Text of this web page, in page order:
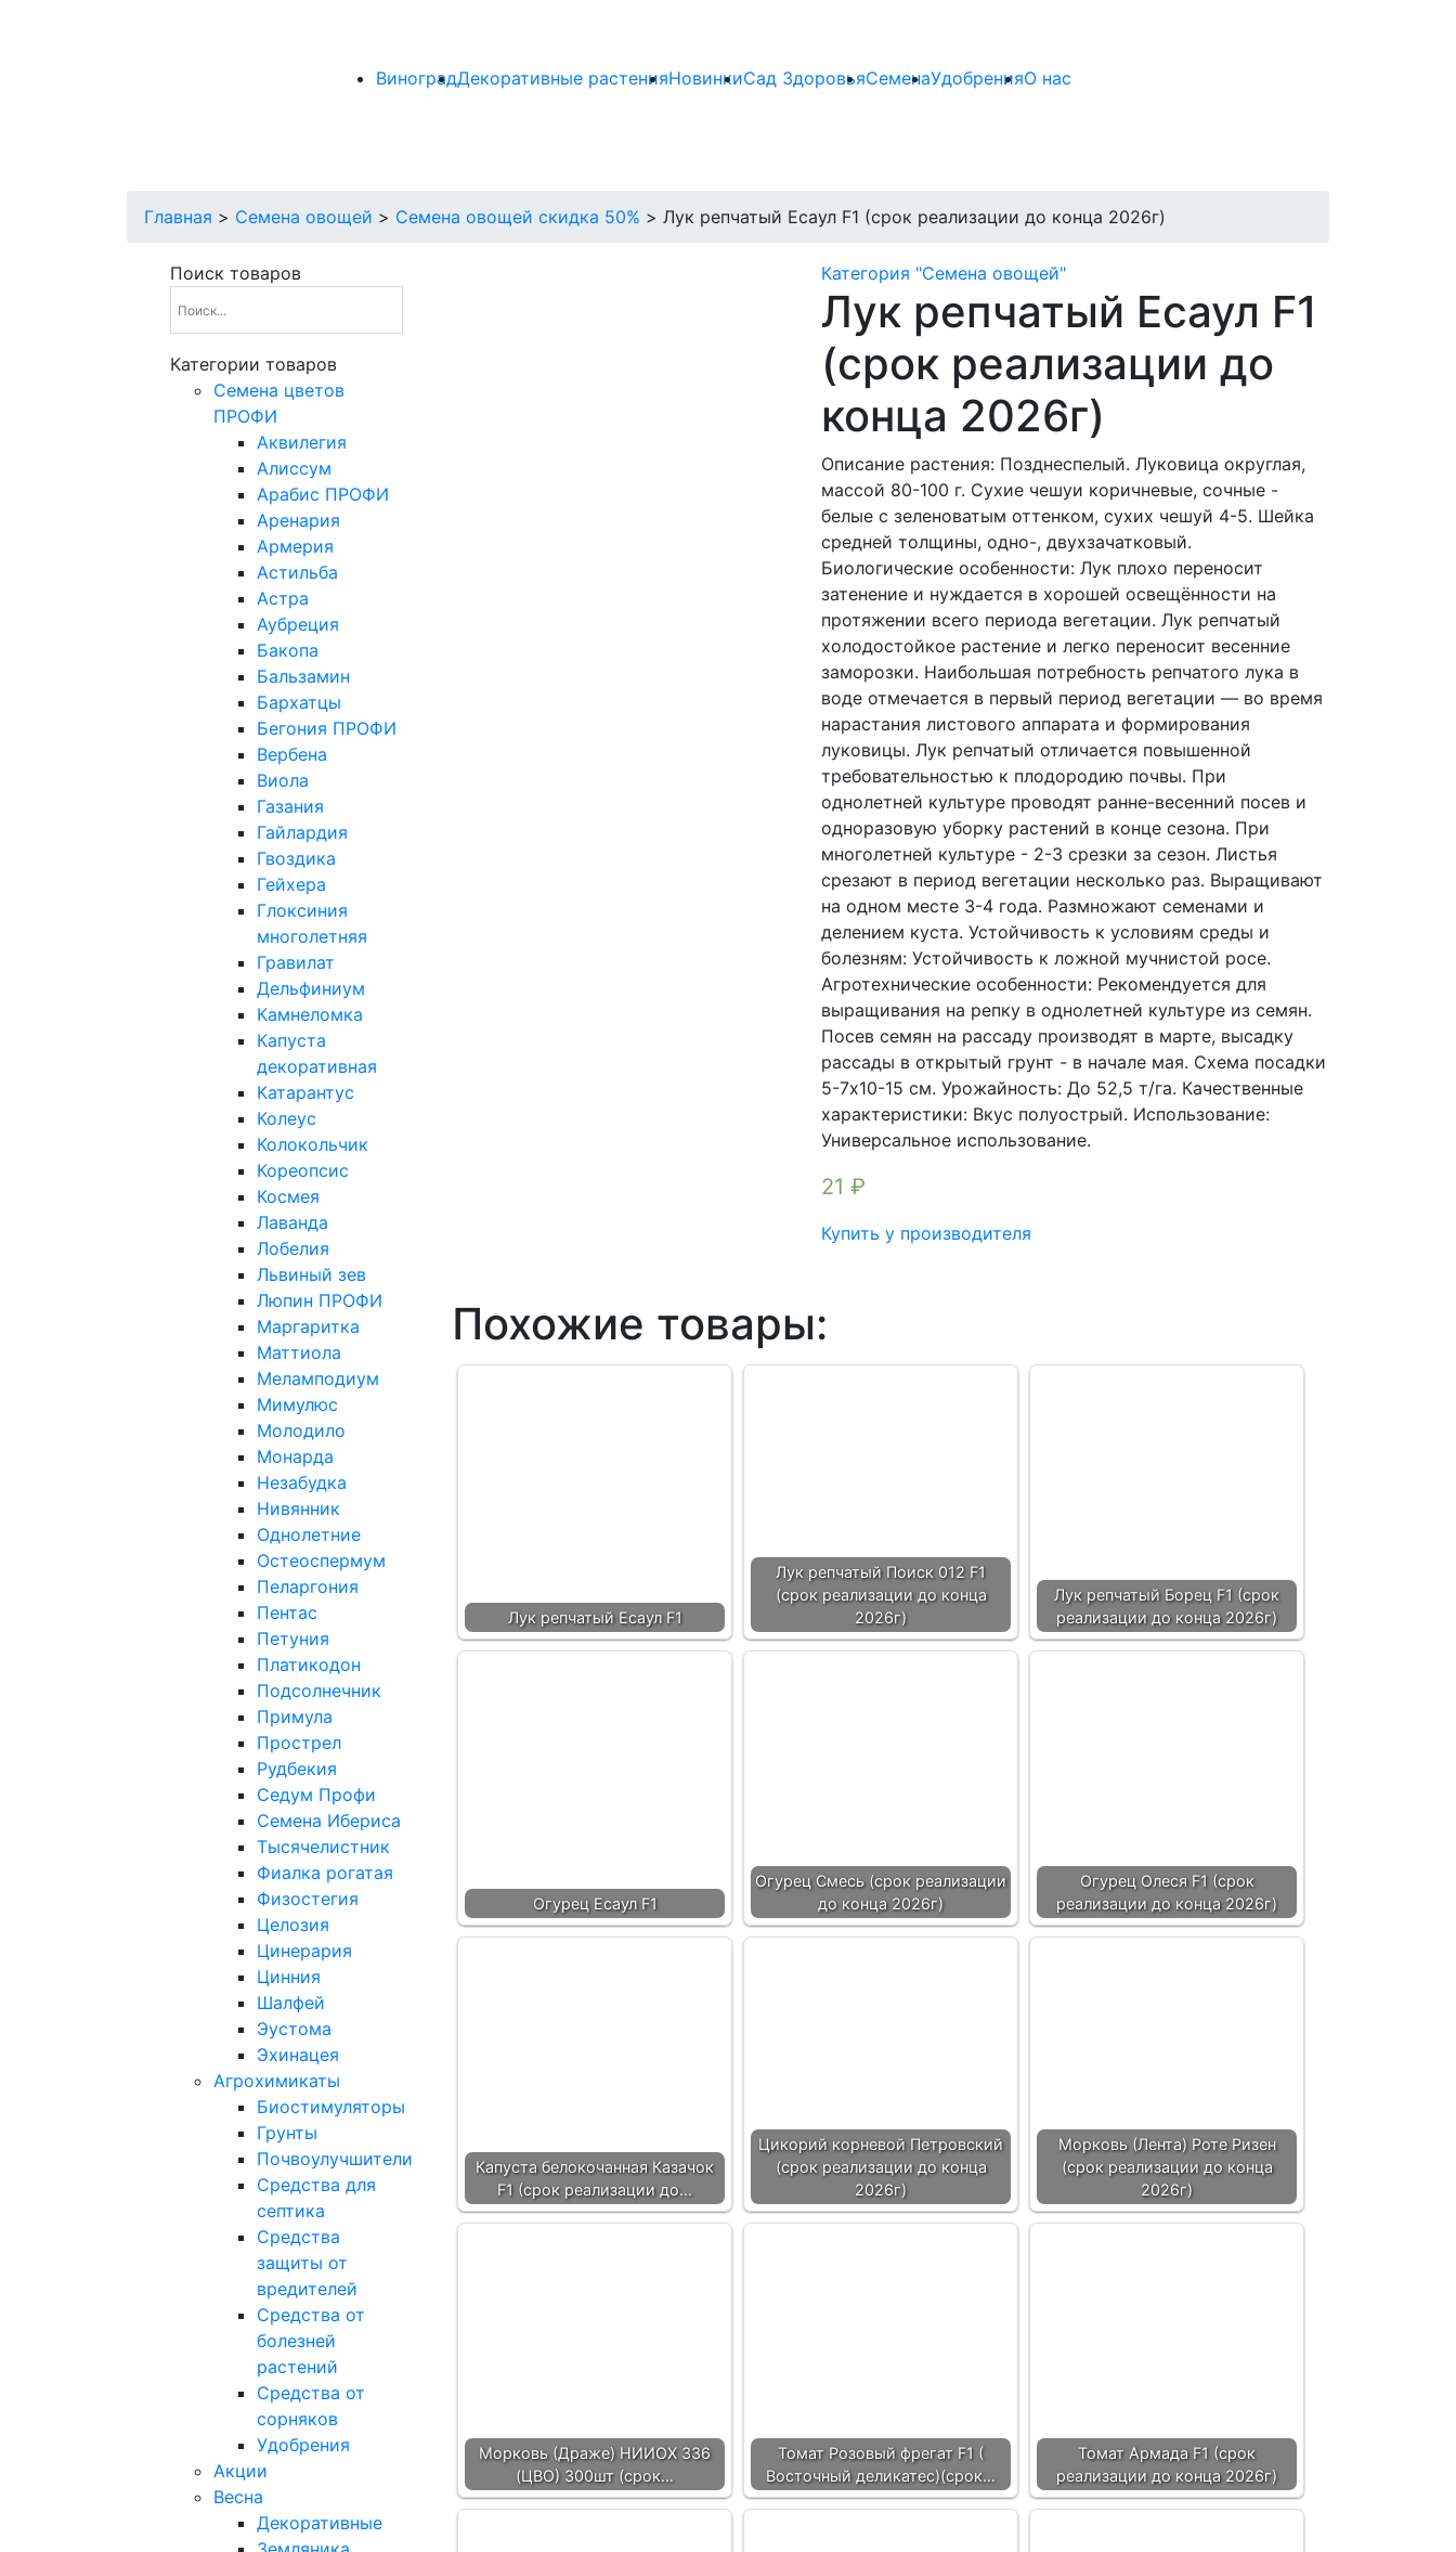
ВиноградДекоративные растенияНовинкиСад ЗдоровьяСеменаУдобренияО нас
Главная > Семена овощей > Семена овощей скидка 50% > Лук репчатый Есаул F1 (срок реализации до конца 2026г)
Поиск товаров
Категории товаров
Cемена цветов
ПРОФИ
Аквилегия
Алиссум
Арабис ПРОФИ
Аренария
Армерия
Астильба
Астра
Аубреция
Бакопа
Бальзамин
Бархатцы
Бегония ПРОФИ
Вербена
Виола
Газания
Гайлардия
Гвоздика
Гейхера
Глоксиния
многолетняя
Гравилат
Дельфиниум
Камнеломка
Капуста
декоративная
Катарантус
Колеус
Колокольчик
Кореопсис
Космея
Лаванда
Лобелия
Львиный зев
Люпин ПРОФИ
Маргаритка
Маттиола
Меламподиум
Мимулюс
Молодило
Монарда
Незабудка
Нивянник
Однолетние
Остеоспермум
Пеларгония
Пентас
Петуния
Платикодон
Подсолнечник
Примула
Прострел
Рудбекия
Седум Профи
Семена Ибериса
Тысячелистник
Фиалка рогатая
Физостегия
Целозия
Цинерария
Цинния
Шалфей
Эустома
Эхинацея
Агрохимикаты
Биостимуляторы
Грунты
Почвоулучшители
Средства для
септика
Средства
защиты от
вредителей
Средства от
болезней
растений
Средства от
сорняков
Удобрения
Акции
Весна
Декоративные
Категория "Семена овощей"
Лук репчатый Есаул F1
(срок реализации до
конца 2026г)
Описание растения: Позднеспелый. Луковица округлая,
массой 80-100 г. Сухие чешуи коричневые, сочные -
белые с зеленоватым оттенком, сухих чешуй 4-5. Шейка
средней толщины, одно-, двухзачатковый.
Биологические особенности: Лук плохо переносит
затенение и нуждается в хорошей освещённости на
протяжении всего периода вегетации. Лук репчатый
холодостойкое растение и легко переносит весенние
заморозки. Наибольшая потребность репчатого лука в
воде отмечается в первый период вегетации — во время
нарастания листового аппарата и формирования
луковицы. Лук репчатый отличается повышенной
требовательностью к плодородию почвы. При
однолетней культуре проводят ранне-весенний посев и
одноразовую уборку растений в конце сезона. При
многолетней культуре - 2-3 срезки за сезон. Листья
срезают в период вегетации несколько раз. Выращивают
на одном месте 3-4 года. Размножают семенами и
делением куста. Устойчивость к условиям среды и
болезням: Устойчивость к ложной мучнистой росе.
Агротехнические особенности: Рекомендуется для
выращивания на репку в однолетней культуре из семян.
Посев семян на рассаду производят в марте, высадку
рассады в открытый грунт - в начале мая. Схема посадки
5-7x10-15 см. Урожайность: До 52,5 т/га. Качественные
характеристики: Вкус полуострый. Использование:
Универсальное использование.
21₽
Купить у производителя
Похожие товары:
Лук репчатый Есаул F1
Лук репчатый Поиск 012 F1
(срок реализации до конца
2026г)
Лук репчатый Борец F1 (срок
реализации до конца 2026г)
Огурец Есаул F1
Огурец Смесь (срок реализации
до конца 2026г)
Огурец Олеся F1 (срок
реализации до конца 2026г)
Капуста белокочанная Казачок
F1 (срок реализации до…
Цикорий корневой Петровский
(срок реализации до конца
2026г)
Морковь (Лента) Роте Ризен
(срок реализации до конца
2026г)
Морковь (Драже) НИИОХ 336
(ЦВО) 300шт (срок…
Томат Розовый фрегат F1 (
Восточный деликатес)(срок…
Томат Армада F1 (срок
реализации до конца 2026г)